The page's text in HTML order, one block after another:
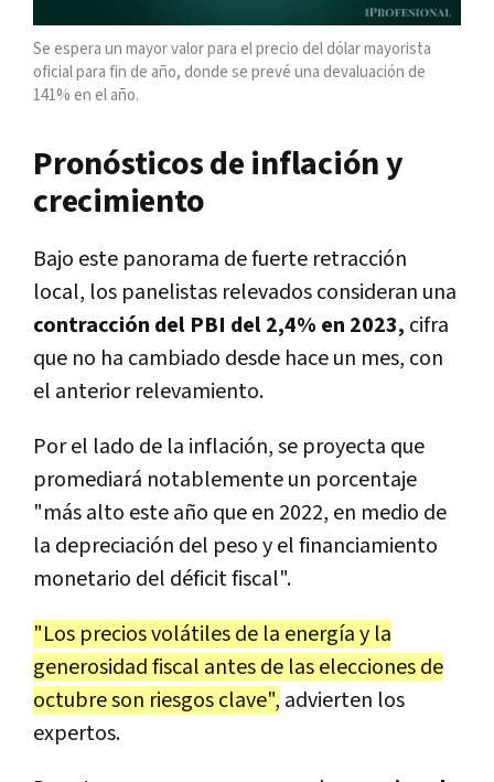
Se espera un mayor valor para el precio del dólar mayorista
oficial para fin de año, donde se prevé una devaluación de
141% en el año.
Pronósticos de inflación y
crecimiento
Bajo este panorama de fuerte retracción
local, los panelistas relevados consideran una
contracción del PBI del 2,4% en 2023, cifra
que no ha cambiado desde hace un mes, con
el anterior relevamiento.
Por el lado de la inflación, se proyecta que
promediará notablemente un porcentaje
"más alto este año que en 2022, en medio de
la depreciación del peso y el financiamiento
monetario del déficit fiscal".
"Los precios volátiles de la energía y la
generosidad fiscal antes de las elecciones de
octubre son riesgos clave", advierten los
expertos.